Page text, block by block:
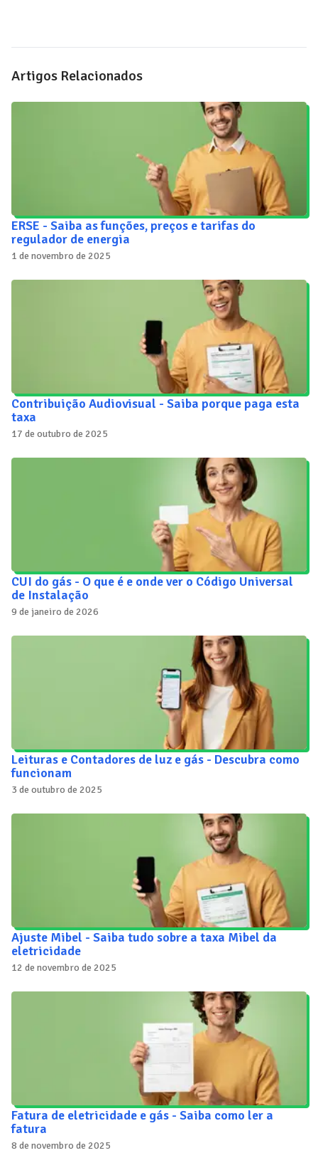
Artigos Relacionados
ERSE - Saiba as funções, preços e tarifas do
regulador de energia
1 de novembro de 2025
Contribuição Audiovisual - Saiba porque paga esta
taxa
17 de outubro de 2025
CUI do gás - O que é e onde ver o Código Universal
de Instalação
9 de janeiro de 2026
Leituras e Contadores de luz e gás - Descubra como
funcionam
3 de outubro de 2025
Ajuste Mibel - Saiba tudo sobre a taxa Mibel da
eletricidade
12 de novembro de 2025
Fatura de eletricidade e gás - Saiba como ler a
fatura
8 de novembro de 2025